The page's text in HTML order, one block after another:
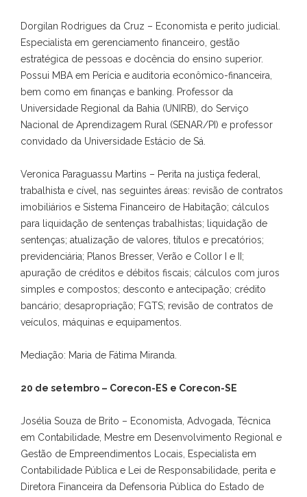
Dorgilan Rodrigues da Cruz – Economista e perito judicial.
Especialista em gerenciamento financeiro, gestão
estratégica de pessoas e docência do ensino superior.
Possui MBA em Perícia e auditoria econômico-financeira,
bem como em finanças e banking. Professor da
Universidade Regional da Bahia (UNIRB), do Serviço
Nacional de Aprendizagem Rural (SENAR/PI) e professor
convidado da Universidade Estácio de Sá.
Veronica Paraguassu Martins – Perita na justiça federal,
trabalhista e cível, nas seguintes áreas: revisão de contratos
imobiliários e Sistema Financeiro de Habitação; cálculos
para liquidação de sentenças trabalhistas; liquidação de
sentenças; atualização de valores, títulos e precatórios;
previdenciária; Planos Bresser, Verão e Collor I e II;
apuração de créditos e débitos fiscais; cálculos com juros
simples e compostos; desconto e antecipação; crédito
bancário; desapropriação; FGTS; revisão de contratos de
veículos, máquinas e equipamentos.
Mediação: Maria de Fátima Miranda.
20 de setembro – Corecon-ES e Corecon-SE
Josélia Souza de Brito – Economista, Advogada, Técnica
em Contabilidade, Mestre em Desenvolvimento Regional e
Gestão de Empreendimentos Locais, Especialista em
Contabilidade Pública e Lei de Responsabilidade, perita e
Diretora Financeira da Defensoria Pública do Estado de